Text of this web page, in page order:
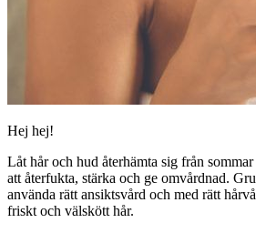
Hej hej!
Låt hår och hud återhämta sig från
att återfukta, stärka och ge omvårdnad.
använda rätt ansiktsvård och med rätt
friskt och välskött hår.